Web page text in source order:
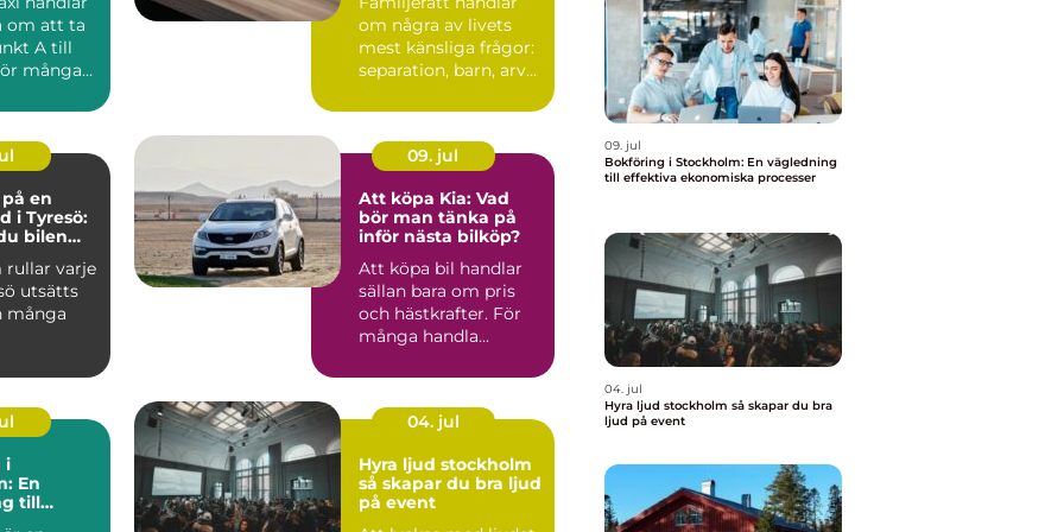
om att ta
A till
många
om några av livets
mest känsliga frågor:
separation, barn, arv
en
i Tyresö:
bilen
rullar varje
utsätts
många
09. jul
Att köpa Kia: Vad
bör man tänka på
inför nästa bilköp?
Att köpa bil handlar
sällan bara om pris
och hästkrafter. För
många handla...
i
En
till
04. jul
Hyra ljud stockholm
så skapar du bra ljud
på event
09. jul
Bokföring i Stockholm: En vägledning
till effektiva ekonomiska processer
04. jul
Hyra ljud stockholm så skapar du bra
ljud på event